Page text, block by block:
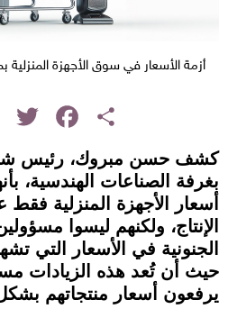
أزمة الأسعار في سوق الأجهزة
Share
Facebook
Twitter
كشف حسن مبروك، رئيس شعبة
بغرفة الصناعات الهندسية،
أسعار الأجهزة المنزلية فقط
الإنتاج، ولكنهم ليسوا
الجنونية في الأسعار التي
حيث أن تُعد هذه الزيادات
يرفعون أسعار منتجاتهم